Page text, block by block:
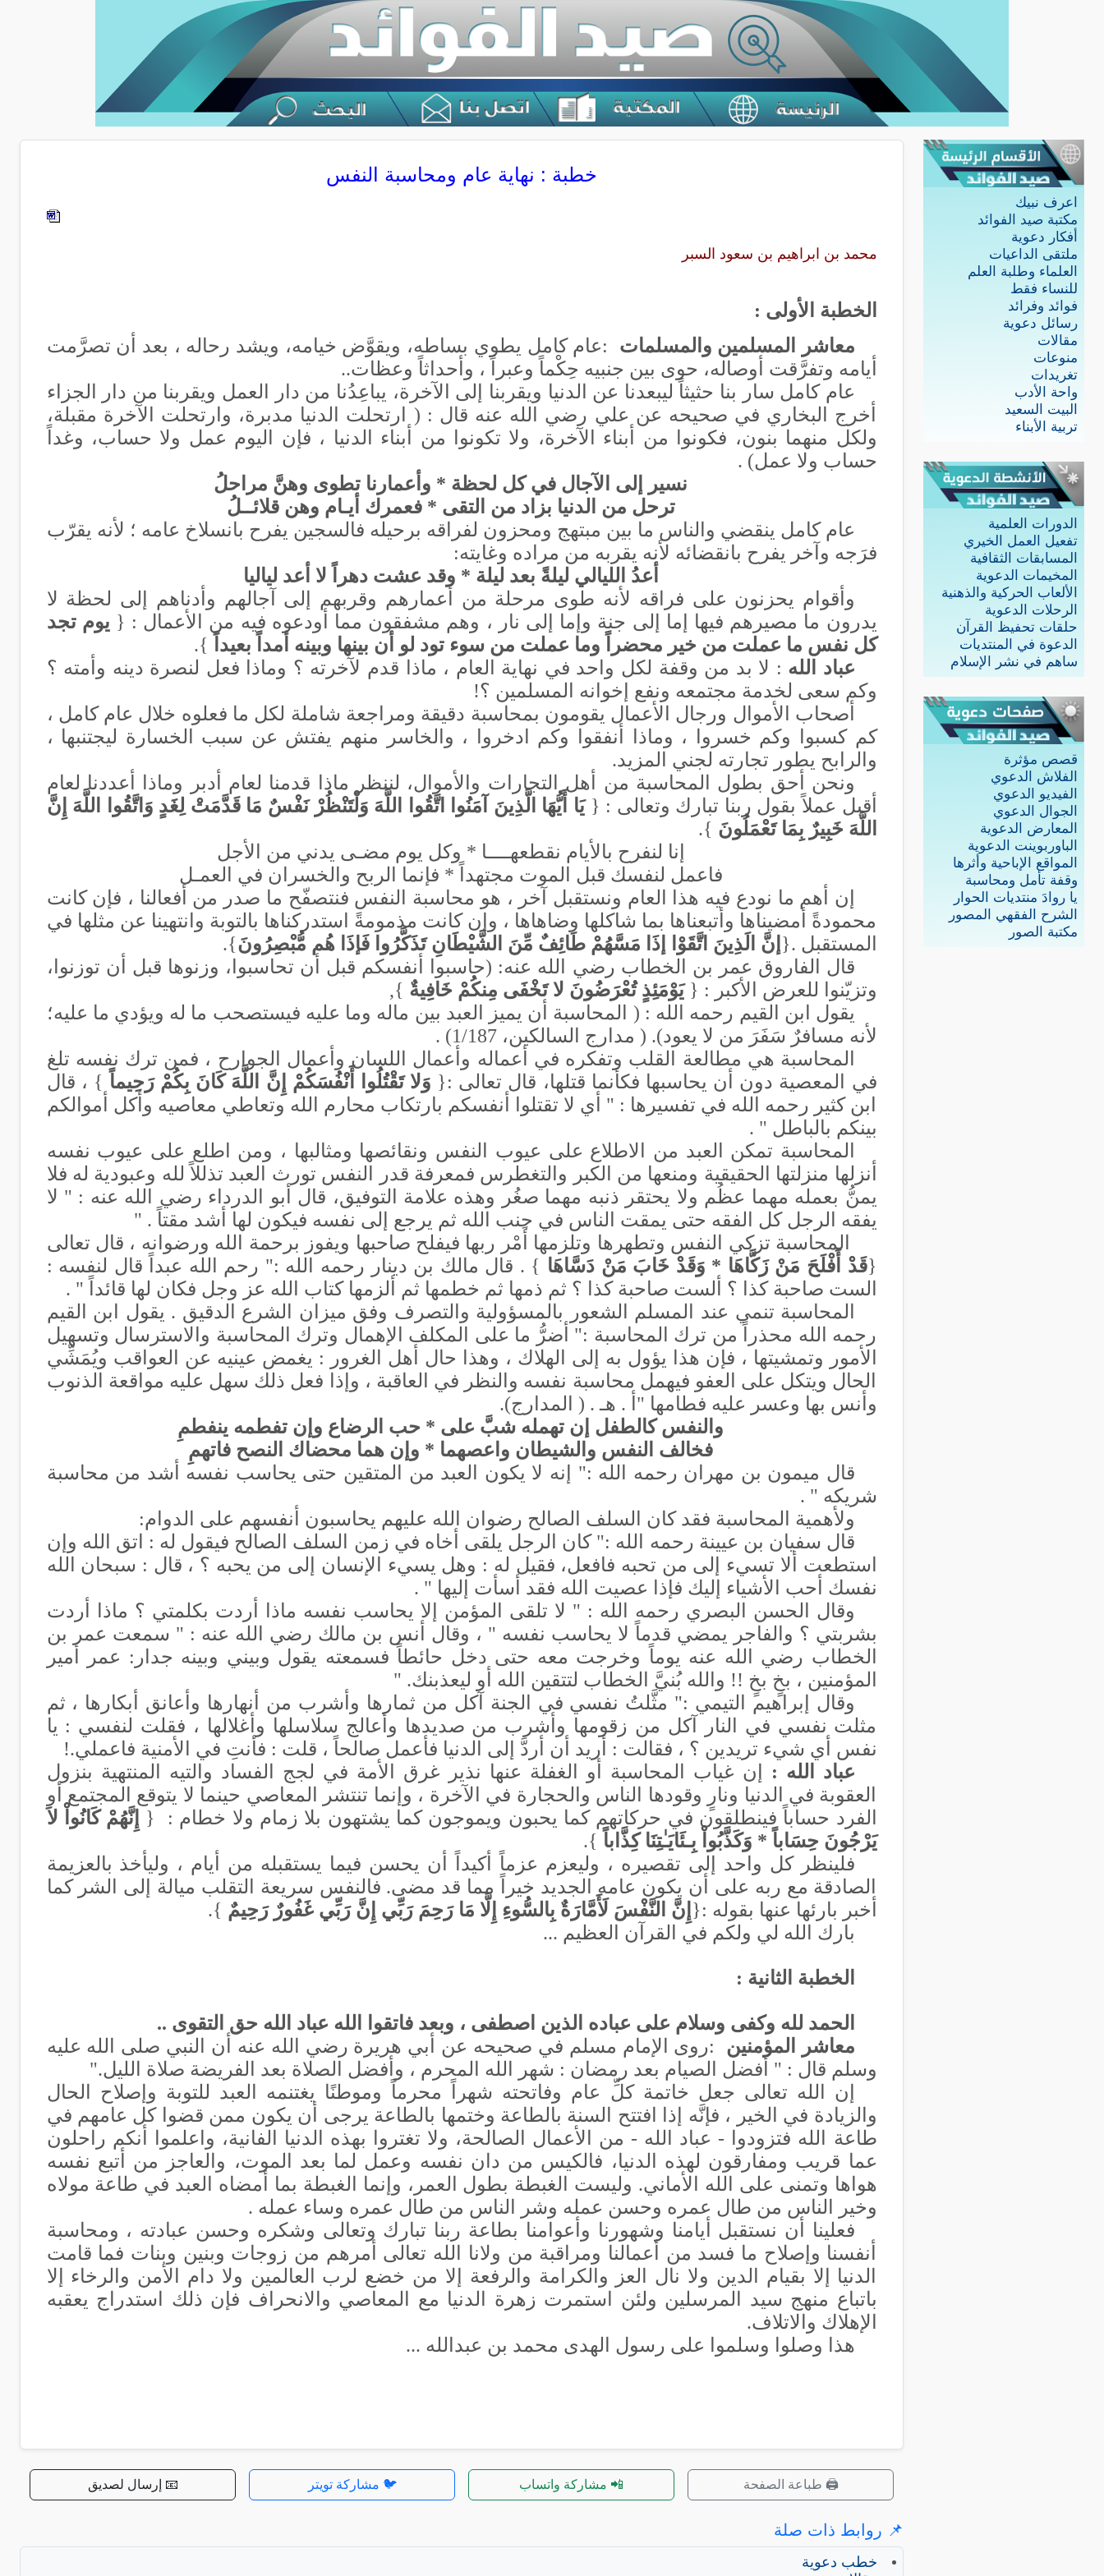
اعرف نبيك
مكتبة صيد الفوائد
أفكار دعوية
ملتقى الداعيات
العلماء وطلبة العلم
للنساء فقط
فوائد وفرائد
رسائل دعوية
مقالات
منوعات
تغريدات
واحة الأدب
البيت السعيد
تربية الأبناء
الدورات العلمية
تفعيل العمل الخيري
المسابقات الثقافية
المخيمات الدعوية
الألعاب الحركية والذهنية
الرحلات الدعوية
حلقات تحفيظ القرآن
الدعوة في المنتديات
ساهم في نشر الإسلام
قصص مؤثرة
الفلاش الدعوي
الفيديو الدعوي
الجوال الدعوي
المعارض الدعوية
الباوربوينت الدعوية
المواقع الإباحية وأثرها
وقفة تأمل ومحاسبة
يا روادَ منتديات الحوار
الشرح الفقهي المصور
مكتبة الصور
خطبة : نهاية عام ومحاسبة النفس
محمد بن ابراهيم بن سعود السبر
الخطبة الأولى :
معاشر المسلمين والمسلمات :عام كامل يطوي بساطه، ويقوَّض خيامه، ويشد رحاله ، بعد أن تصرَّمت
أيامه وتفرَّقت أوصاله، حوى بين جنبيه حِكْماً وعبراً ، وأحداثاً وعظات..
عام كامل سار بنا حثيثاً ليبعدنا عن الدنيا ويقربنا إلى الآخرة، يباعِدُنا من دار العمل ويقربنا من دار الجزاء
أخرج البخاري في صحيحه عن علي رضي الله عنه قال : ( ارتحلت الدنيا مدبرة، وارتحلت الآخرة مقبلة،
ولكل منهما بنون، فكونوا من أبناء الآخرة، ولا تكونوا من أبناء الدنيا ، فإن اليوم عمل ولا حساب، وغداً
حساب ولا عمل) .
نسير إلى الآجال في كل لحظة * وأعمارنا تطوى وهنَّ مراحلُ
ترحل من الدنيا بزاد من التقى * فعمرك أيـام وهن قلائــلُ
عام كامل ينقضي والناس ما بين مبتهج ومحزون لفراقه برحيله فالسجين يفرح بانسلاخ عامه ؛ لأنه يقرّب
فرَجه وآخر يفرح بانقضائه لأنه يقربه من مراده وغايته:
أعدُ الليالي ليلةً بعد ليلة * وقد عشت دهراً لا أعد لياليا
وأقوام يحزنون على فراقه لأنه طوى مرحلة من أعمارهم وقربهم إلى آجالهم وأدناهم إلى لحظة لا
يدرون ما مصيرهم فيها إما إلى جنة وإما إلى نار ، وهم مشفقون مما أودعوه فيه من الأعمال : { يوم تجد
كل نفس ما عملت من خير محضراً وما عملت من سوء تود لو أن بينها وبينه أمداً بعيداً
}.
عباد الله : لا بد من وقفة لكل واحد في نهاية العام ، ماذا قدم لآخرته ؟ وماذا فعل لنصرة دينه وأمته ؟
وكم سعى لخدمة مجتمعه ونفع إخوانه المسلمين ؟!
أصحاب الأموال ورجال الأعمال يقومون بمحاسبة دقيقة ومراجعة شاملة لكل ما فعلوه خلال عام كامل ،
كم كسبوا وكم خسروا ، وماذا أنفقوا وكم ادخروا ، والخاسر منهم يفتش عن سبب الخسارة ليجتنبها ،
والرابح يطور تجارته لجني المزيد.
ونحن أحق بطول المحاسبة من أهل التجارات والأموال، لننظر ماذا قدمنا لعام أدبر وماذا أعددنا لعام
أقبل عملاً بقول ربنا تبارك وتعالى : {يَا أَيُّهَا الَّذِينَ آمَنُوا اتَّقُوا اللَّهَ وَلْتَنْظُرْ نَفْسٌ مَا قَدَّمَتْ لِغَدٍ وَاتَّقُوا اللَّهَ إِنَّ
اللَّهَ خَبِيرٌ بِمَا تَعْمَلُونَ }.
إنا لنفرح بالأيام نقطعهــــا * وكل يوم مضـى يدني من الأجل
فاعمل لنفسك قبل الموت مجتهداً * فإنما الربح والخسران في العمـل
إن أهم ما نودع فيه هذا العام ونستقبل آخر ، هو محاسبة النفس فنتصفّح ما صدر من أفعالنا ، فإن كانت
محمودةً أمضيناها وأتبعناها بما شاكلها وضاهاها ، وإن كانت مذمومةً استدركناها بالتوبة وانتهينا عن مثلها في
المستقبل .{ إنَّ الَذِينَ اتَّقَوْا إذَا مَسَّهُمْ طَائِفٌ مِّنَ الشَّيْطَانِ تَذَكَّرُوا فَإذَا هُم مُّبْصِرُونَ}.
قال الفاروق عمر بن الخطاب رضي الله عنه: (حاسبوا أنفسكم قبل أن تحاسبوا، وزنوها قبل أن توزنوا،
وتزيّنوا للعرض الأكبر : {يَوْمَئِذٍ تُعْرَضُونَ لا تَخْفَى مِنكُمْ خَافِيةٌ },
يقول ابن القيم رحمه الله : ( المحاسبة أن يميز العبد بين ماله وما عليه فيستصحب ما له ويؤدي ما عليه؛
لأنه مسافرٌ سَفَرَ من لا يعود). ( مدارج السالكين، 1/187
(
.
المحاسبة هي مطالعة القلب وتفكره في أعماله وأعمال اللسان وأعمال الجوارح ، فمن ترك نفسه تلغ
في المعصية دون أن يحاسبها فكأنما قتلها، قال تعالى :{ وَلا تَقْتُلُوا أَنْفُسَكُمْ إِنَّ اللَّهَ كَانَ بِكُمْ رَحِيماً } ، قال
ابن كثير رحمه الله في تفسيرها : " أي لا تقتلوا أنفسكم بارتكاب محارم الله وتعاطي معاصيه وأكل أموالكم
بينكم بالباطل " .
المحاسبة تمكن العبد من الاطلاع على عيوب النفس ونقائصها ومثالبها ، ومن اطلع على عيوب نفسه
أنزلها منزلتها الحقيقية ومنعها من الكبر والتغطرس فمعرفة قدر النفس تورث العبد تذللاً لله وعبودية له فلا
يمنُّ بعمله مهما عظُم ولا يحتقر ذنبه مهما صغُر وهذه علامة التوفيق، قال أبو الدرداء رضي الله عنه : " لا
يفقه الرجل كل الفقه حتى يمقت الناس في جنب الله ثم يرجع إلى نفسه فيكون لها أشد مقتاً " .
المحاسبة تزكي النفس وتطهرها وتلزمها أَمْر ربها فيفلح صاحبها ويفوز برحمة الله ورضوانه ، قال تعالى
{قَدْ أَفْلَحَ مَنْ زَكَّاهَا * وَقَدْ خَابَ مَنْ دَسَّاهَا } . قال مالك بن دينار رحمه الله :" رحم الله عبداً قال لنفسه :
الست صاحبة كذا ؟ ألست صاحبة كذا ؟ ثم ذمها ثم خطمها ثم ألزمها كتاب الله عز وجل فكان لها قائداً " .
المحاسبة تنمي عند المسلم الشعور بالمسؤولية والتصرف وفق ميزان الشرع الدقيق . يقول ابن القيم
رحمه الله محذراً من ترك المحاسبة :" أضرُّ ما على المكلف الإهمال وترك المحاسبة والاسترسال وتسهيل
الأمور وتمشيتها ، فإن هذا يؤول به إلى الهلاك ، وهذا حال أهل الغرور : يغمض عينيه عن العواقب ويُمَشِّي
الحال ويتكل على العفو فيهمل محاسبة نفسه والنظر في العاقبة ، وإذا فعل ذلك سهل عليه مواقعة الذنوب
وأنس بها وعسر عليه فطامها "أ . هـ . ( المدارج).
والنفس كالطفل إن تهمله شبَّ على * حب الرضاع وإن تفطمه ينفطمِ
فخالف النفس والشيطان واعصهما * وإن هما محضاك النصح فاتهمِ
قال ميمون بن مهران رحمه الله :" إنه لا يكون العبد من المتقين حتى يحاسب نفسه أشد من محاسبة
شريكه " .
ولأهمية المحاسبة فقد كان السلف الصالح رضوان الله عليهم يحاسبون أنفسهم على الدوام:
قال سفيان بن عيينة رحمه الله :" كان الرجل يلقى أخاه في زمن السلف الصالح فيقول له : اتق الله وإن
استطعت ألا تسيء إلى من تحبه فافعل، فقيل له : وهل يسيء الإنسان إلى من يحبه ؟ ، قال : سبحان الله
نفسك أحب الأشياء إليك فإذا عصيت الله فقد أسأت إليها " .
وقال الحسن البصري رحمه الله : " لا تلقى المؤمن إلا يحاسب نفسه ماذا أردت بكلمتي ؟ ماذا أردت
بشربتي ؟ والفاجر يمضي قدماً لا يحاسب نفسه " ، وقال أنس بن مالك رضي الله عنه : " سمعت عمر بن
الخطاب رضي الله عنه يوماً وخرجت معه حتى دخل حائطاً فسمعته يقول وبيني وبينه جدار: عمر أمير
المؤمنين ، بخٍ بخٍ !! والله بُنيَّ الخطاب لتتقين الله أو ليعذبنك" .
وقال إبراهيم التيمي :" مثَّلتُ نفسي في الجنة آكل من ثمارها وأشرب من أنهارها وأعانق أبكارها ، ثم
مثلت نفسي في النار آكل من زقومها وأشرب من صديدها وأعالج سلاسلها وأغلالها ، فقلت لنفسي : يا
نفس أي شيء تريدين ؟ ، فقالت : أريد أن أردَّ إلى الدنيا فأعمل صالحاً ، قلت : فأنتِ في الأمنية فاعملي.!
عباد الله : إن غياب المحاسبة أو الغفلة عنها نذير غرق الأمة في لجج الفساد والتيه المنتهية بنزول
العقوبة في الدنيا ونارٍ وقودها الناس والحجارة في الآخرة ، وإنما تنتشر المعاصي حينما لا يتوقع المجتمع أو
الفرد حساباً فينطلقون في حركاتهم كما يحبون ويموجون كما يشتهون بلا زمام ولا خطام : { إِنَّهُمْ كَانُواْ لاَ
يَرْجُونَ حِسَاباً * وَكَذَّبُواْ بِـئَايَـٰتِنَا كِذَّاباً }.
فلينظر كل واحد إلى تقصيره ، وليعزم عزماً أكيداً أن يحسن فيما يستقبله من أيام ، وليأخذ بالعزيمة
الصادقة مع ربه على أن يكون عامه الجديد خيراً مما قد مضى. فالنفس سريعة التقلب ميالة إلى الشر كما
أخبر بارئها عنها بقوله :{ إِنَّ النَّفْسَ لَأَمَّارَةٌ بِالسُّوءِ إِلَّا مَا رَحِمَ رَبِّي إِنَّ رَبِّي غَفُورٌ رَحِيمٌ }.
بارك الله لي ولكم في القرآن العظيم ...
الخطبة الثانية :
الحمد لله وكفى وسلام على عباده الذين اصطفى ، وبعد فاتقوا الله عباد الله حق التقوى ..
معاشر المؤمنين
:روى الإمام مسلم في صحيحه عن أبي هريرة رضي الله عنه أن النبي صلى الله عليه
وسلم قال : " أفضل الصيام بعد رمضان : شهر الله المحرم ، وأفضل الصلاة بعد الفريضة صلاة الليل".
إن الله تعالى جعل خاتمة كلِّ عام وفاتحته شهراً محرماً وموطنًا يغتنمه العبد للتوبة وإصلاح الحال
والزيادة في الخير ، فإنَّه إذا افتتح السنة بالطاعة وختمها بالطاعة يرجى أن يكون ممن قضوا كل عامهم في
طاعة الله فتزودوا - عباد الله - من الأعمال الصالحة، ولا تغتروا بهذه الدنيا الفانية، واعلموا أنكم راحلون
عما قريب ومفارقون لهذه الدنيا، فالكيس من دان نفسه وعمل لما بعد الموت، والعاجز من أتبع نفسه
هواها وتمنى على الله الأماني. وليست الغبطة بطول العمر، وإنما الغبطة بما أمضاه العبد في طاعة مولاه
وخير الناس من طال عمره وحسن عمله وشر الناس من طال عمره وساء عمله .
فعلينا أن نستقبل أيامنا وشهورنا وأعوامنا بطاعة ربنا تبارك وتعالى وشكره وحسن عبادته ، ومحاسبة
أنفسنا وإصلاح ما فسد من أعمالنا ومراقبة من ولانا الله تعالى أمرهم من زوجات وبنين وبنات فما قامت
الدنيا إلا بقيام الدين ولا نال العز والكرامة والرفعة إلا من خضع لرب العالمين ولا دام الأمن والرخاء إلا
باتباع منهج سيد المرسلين ولئن استمرت زهرة الدنيا مع المعاصي والانحراف فإن ذلك استدراج يعقبه
الإهلاك والاتلاف.
هذا وصلوا وسلموا على رسول الهدى محمد بن عبدالله ...
🖨️ طباعة الصفحة 📲 مشاركة واتساب 🐦 مشاركة تويتر 📧 إرسال لصديق
📌 روابط ذات صلة
خطب دعوية